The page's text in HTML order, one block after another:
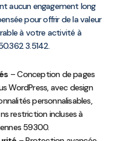
aucun engagement long
pour offrir de la valeur
à votre activité à
3.5142.
– Conception de pages
WordPress, avec design
personnalisables,
restriction incluses à
59300.